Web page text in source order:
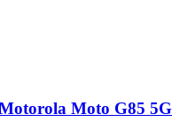
Moto G85 5G